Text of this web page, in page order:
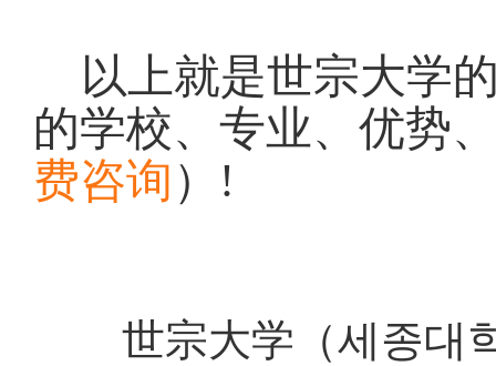
以上就是世宗大学
的学校、专业、优势
费咨询） !
世宗大学（세종대학